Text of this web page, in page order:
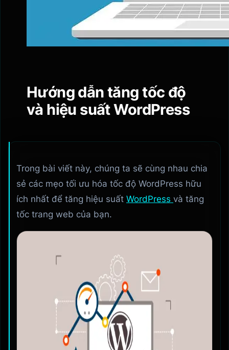
Hướng dẫn tăng tốc độ
và hiệu suất WordPress
Trong bài viết này, chúng ta sẽ cùng nhau chia
sẻ các mẹo tối ưu hóa tốc độ WordPress hữu
ích nhất để tăng hiệu suất WordPress và tăng
tốc trang web của bạn.